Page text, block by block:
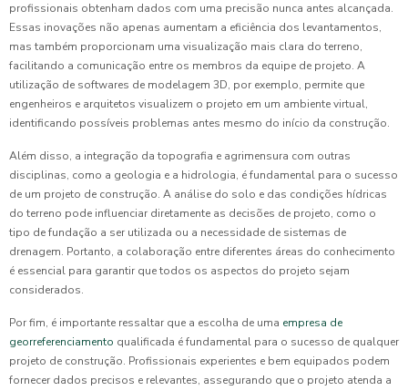
profissionais obtenham dados com uma precisão nunca antes alcançada.
Essas inovações não apenas aumentam a eficiência dos levantamentos,
mas também proporcionam uma visualização mais clara do terreno,
facilitando a comunicação entre os membros da equipe de projeto. A
utilização de softwares de modelagem 3D, por exemplo, permite que
engenheiros e arquitetos visualizem o projeto em um ambiente virtual,
identificando possíveis problemas antes mesmo do início da construção.
Além disso, a integração da topografia e agrimensura com outras
disciplinas, como a geologia e a hidrologia, é fundamental para o sucesso
de um projeto de construção. A análise do solo e das condições hídricas
do terreno pode influenciar diretamente as decisões de projeto, como o
tipo de fundação a ser utilizada ou a necessidade de sistemas de
drenagem. Portanto, a colaboração entre diferentes áreas do conhecimento
é essencial para garantir que todos os aspectos do projeto sejam
considerados.
Por fim, é importante ressaltar que a escolha de uma empresa de
georreferenciamento qualificada é fundamental para o sucesso de qualquer
projeto de construção. Profissionais experientes e bem equipados podem
fornecer dados precisos e relevantes, assegurando que o projeto atenda a